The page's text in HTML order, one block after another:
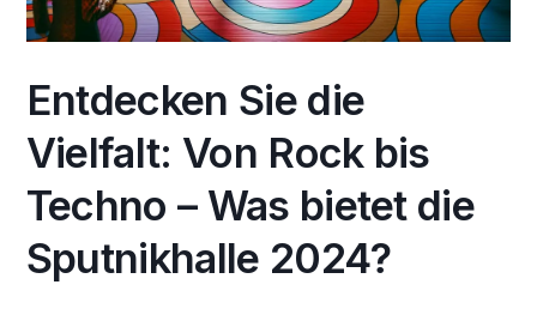
Entdecken Sie die
Vielfalt: Von Rock bis
Techno – Was bietet die
Sputnikhalle 2024?